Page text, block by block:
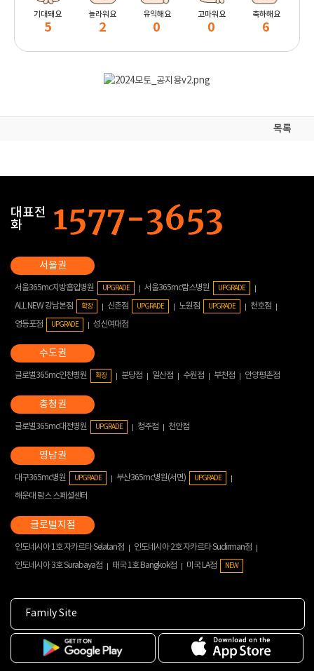
기대돼요
5
놀라워요
2
유익해요
0
고마워요
0
축하해요
6
목록
대표전
화
서울365mc지방흡입병원 UPGRADE 서울365mc람스병원 UPGRADE
ALL NEW 강남본점 확장 신촌점 UPGRADE 노원점 UPGRADE
천호점
영등포점
UPGRADE 성신여대점
글로벌365mc인천병원 확장 분당점 일산점 수원점 부천점 안양평촌점
글로벌365mc대전병원 UPGRADE 청주점 천안점
대구365mc병원 UPGRADE 부산365mc병원(서면) UPGRADE
해운대 람스 스페셜센터
인도네시아 1호 자카르타 Selatan점
인도네시아 2호 자카르타 Sudirman점
인도네시아 3호 Surabaya점
태국 1호 Bangkok점 미국 LA점 NEW
Family Site